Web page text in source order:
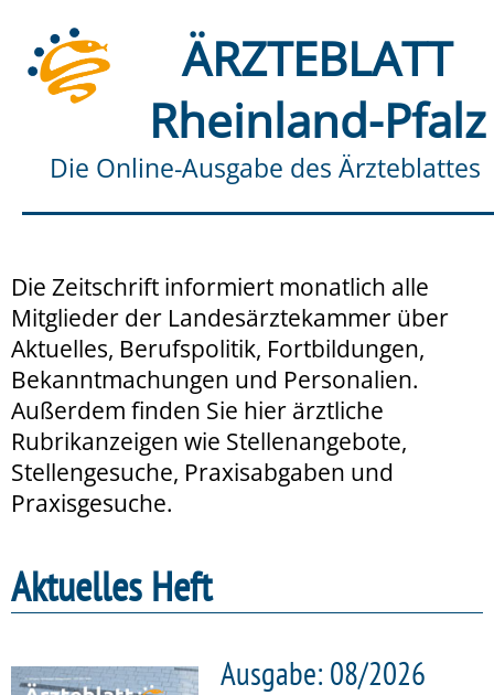
ÄRZTEBLATT
Rheinland-Pfalz
Die Online-Ausgabe des Ärzteblattes
Die Zeitschrift informiert monatlich alle
Mitglieder der Landesärztekammer über
Aktuelles, Berufspolitik, Fortbildungen,
Bekanntmachungen und Personalien.
Außerdem finden Sie hier ärztliche
Rubrikanzeigen wie Stellenangebote,
Stellengesuche, Praxisabgaben und
Praxisgesuche.
Aktuelles Heft
Ausgabe: 08/2026